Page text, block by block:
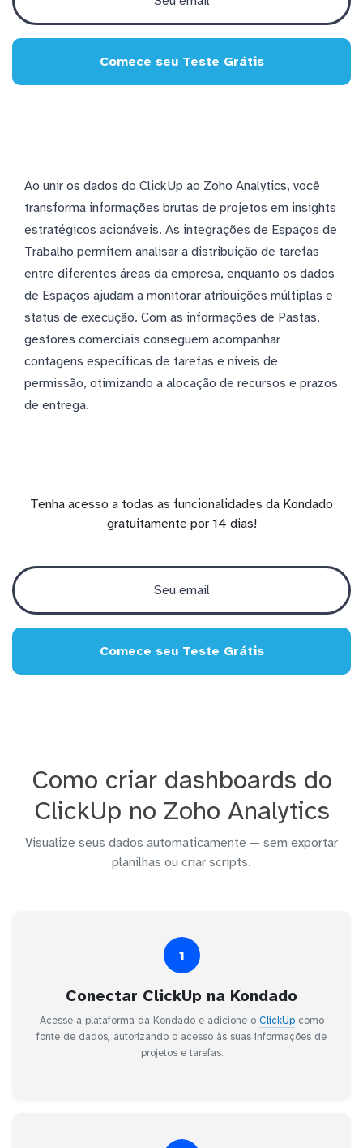
Comece seu Teste Grátis
Ao unir os dados do ClickUp ao Zoho Analytics, você
transforma informações brutas de projetos em insights
estratégicos acionáveis. As integrações de Espaços de
Trabalho permitem analisar a distribuição de tarefas
entre diferentes áreas da empresa, enquanto os dados
de Espaços ajudam a monitorar atribuições múltiplas e
status de execução. Com as informações de Pastas,
gestores comerciais conseguem acompanhar
contagens específicas de tarefas e níveis de
permissão, otimizando a alocação de recursos e prazos
de entrega.
Tenha acesso a todas as funcionalidades da Kondado
gratuitamente por 14 dias!
Comece seu Teste Grátis
Como criar dashboards do
ClickUp no Zoho Analytics
Visualize seus dados automaticamente — sem exportar
planilhas ou criar scripts.
1
Conectar ClickUp na Kondado
Acesse a plataforma da Kondado e adicione o ClickUpcomo
fonte de dados, autorizando o acesso às suas informações de
projetos e tarefas.